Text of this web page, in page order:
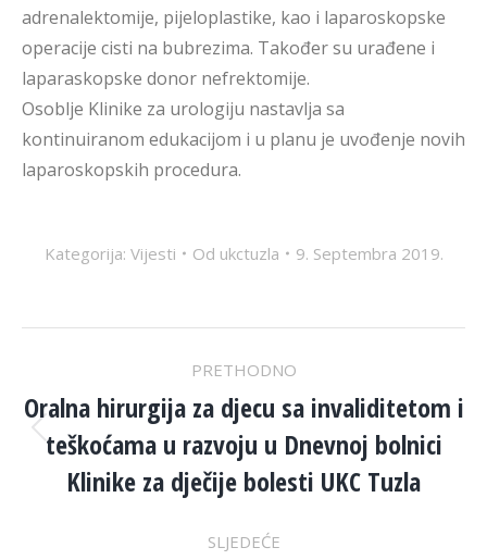
adrenalektomije, pijeloplastike, kao i laparoskopske
operacije cisti na bubrezima. Također su urađene i
laparaskopske donor nefrektomije.
Osoblje Klinike za urologiju nastavlja sa
kontinuiranom edukacijom i u planu je uvođenje novih
laparoskopskih procedura.
Kategorija: Vijesti Od ukctuzla 9. Septembra 2019.
NAVIGATION
PRETHODNO
Previous
post:
Oralna hirurgija za djecu sa invaliditetom i
teškoćama u razvoju u Dnevnoj bolnici
Klinike za dječije bolesti UKC Tuzla
SLJEDEĆE